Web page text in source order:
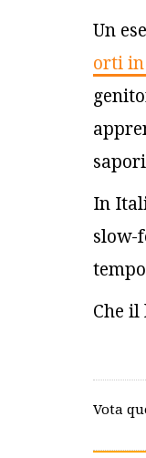
Un
orti in
In
slow-
Che il
Vota